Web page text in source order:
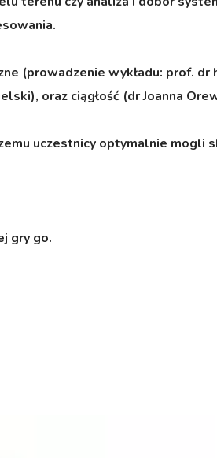
(prowadzenie wykładu: prof. dr
oraz ciągłość (dr Joanna
uczestnicy optymalnie mogli
gry go.